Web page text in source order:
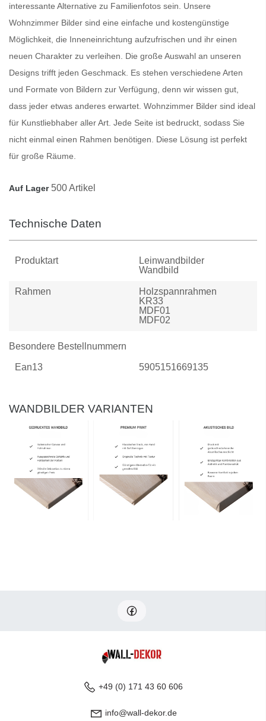
interessante Alternative zu Familienfotos sein. Unsere
Wohnzimmer Bilder sind eine einfache und kostengünstige
Möglichkeit, die Inneneinrichtung aufzufrischen und ihr einen
neuen Charakter zu verleihen. Die große Auswahl an unseren
Designs trifft jeden Geschmack. Es stehen verschiedene Arten
und Formate von Bildern zur Verfügung, denn wir wissen gut,
dass jeder etwas anderes erwartet. Wohnzimmer Bilder sind ideal
für Kunstliebhaber aller Art. Jede Seite ist bedruckt, sodass Sie
nicht einmal einen Rahmen benötigen. Diese Lösung ist perfekt
für große Räume.
Auf Lager 500 Artikel
Technische Daten
Produktart
Leinwandbilder
Wandbild
Rahmen
Holzspannrahmen
KR33
MDF01
MDF02
Besondere Bestellnummern
Ean13 5905151669135
WANDBILDER VARIANTEN
+49 (0) 171 43 60 606
info@wall-dekor.de